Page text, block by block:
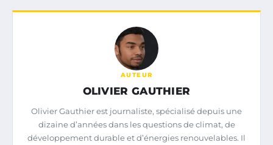
AUTEUR
OLIVIER GAUTHIER
Olivier Gauthier est journaliste, spécialisé depuis une
dizaine d’années dans les questions de climat, de
développement durable et d’énergies renouvelables. Il